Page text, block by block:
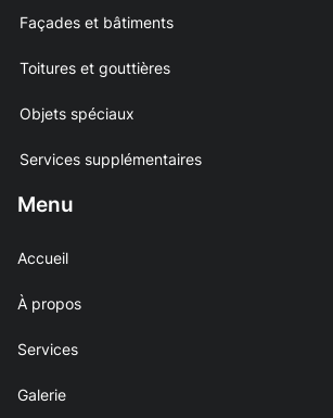
Façades et bâtiments
Toitures et gouttières
Objets spéciaux
Services supplémentaires
Menu
Accueil
À propos
Services
Galerie